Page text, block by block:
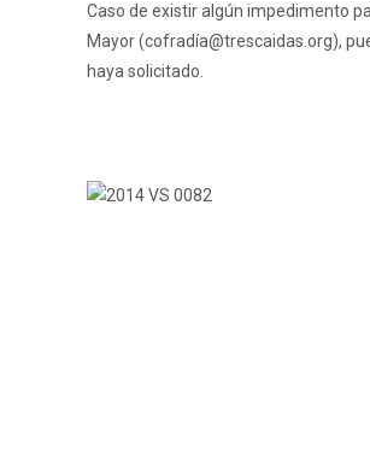
Caso de existir algún impedimento
Mayor (cofradía@trescaidas.org),
haya solicitado.